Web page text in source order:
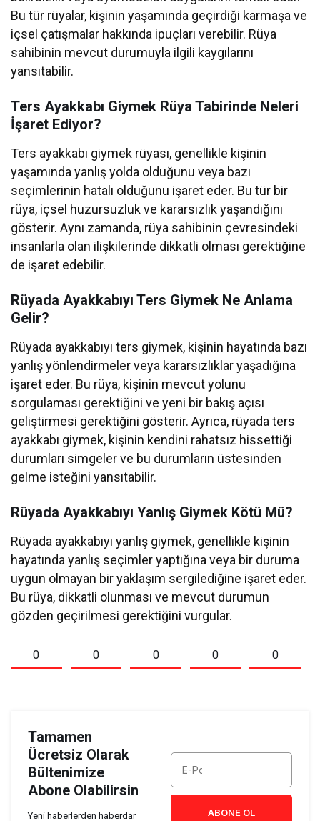
Bu tür rüyalar, kişinin yaşamında geçirdiği karmaşa ve
içsel çatışmalar hakkında ipuçları verebilir. Rüya
sahibinin mevcut durumuyla ilgili kaygılarını
yansıtabilir.
Ters Ayakkabı Giymek Rüya Tabirinde Neleri
İşaret Ediyor?
Ters ayakkabı giymek rüyası, genellikle kişinin
yaşamında yanlış yolda olduğunu veya bazı
seçimlerinin hatalı olduğunu işaret eder. Bu tür bir
rüya, içsel huzursuzluk ve kararsızlık yaşandığını
gösterir. Aynı zamanda, rüya sahibinin çevresindeki
insanlarla olan ilişkilerinde dikkatli olması gerektiğine
de işaret edebilir.
Rüyada Ayakkabıyı Ters Giymek Ne Anlama
Gelir?
Rüyada ayakkabıyı ters giymek, kişinin hayatında bazı
yanlış yönlendirmeler veya kararsızlıklar yaşadığına
işaret eder. Bu rüya, kişinin mevcut yolunu
sorgulaması gerektiğini ve yeni bir bakış açısı
geliştirmesi gerektiğini gösterir. Ayrıca, rüyada ters
ayakkabı giymek, kişinin kendini rahatsız hissettiği
durumları simgeler ve bu durumların üstesinden
gelme isteğini yansıtabilir.
Rüyada Ayakkabıyı Yanlış Giymek Kötü Mü?
Rüyada ayakkabıyı yanlış giymek, genellikle kişinin
hayatında yanlış seçimler yaptığına veya bir duruma
uygun olmayan bir yaklaşım sergilediğine işaret eder.
Bu rüya, dikkatli olunması ve mevcut durumun
gözden geçirilmesi gerektiğini vurgular.
0 0 0 0 0
Tamamen
Ücretsiz Olarak
Bültenimize
Abone Olabilirsin
Yeni haberlerden haberdar
ABONE OL